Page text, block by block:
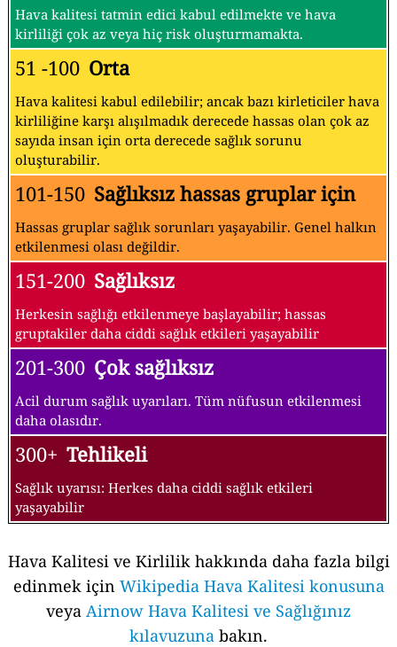
Hava kalitesi tatmin edici kabul edilmekte ve hava
kirliliği çok az veya hiç risk oluşturmamakta.
51 -100 Orta
Hava kalitesi kabul edilebilir; ancak bazı kirleticiler hava
kirliliğine karşı alışılmadık derecede hassas olan çok az
sayıda insan için orta derecede sağlık sorunu
oluşturabilir.
101-150 Sağlıksız hassas gruplar için
Hassas gruplar sağlık sorunları yaşayabilir. Genel halkın
etkilenmesi olası değildir.
151-200 Sağlıksız
Herkesin sağlığı etkilenmeye başlayabilir; hassas
gruptakiler daha ciddi sağlık etkileri yaşayabilir
201-300 Çok sağlıksız
Acil durum sağlık uyarıları. Tüm nüfusun etkilenmesi
daha olasıdır.
300+ Tehlikeli
Sağlık uyarısı: Herkes daha ciddi sağlık etkileri
yaşayabilir
Hava Kalitesi ve Kirlilik hakkında daha fazla bilgi
edinmek için Wikipedia Hava Kalitesi konusuna
veya Airnow Hava Kalitesi ve Sağlığınız
kılavuzuna bakın.